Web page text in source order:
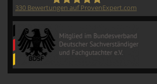
330 Bewertungen auf ProvenExpert.com